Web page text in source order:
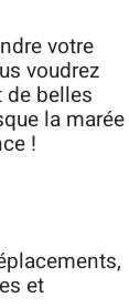
votre
voudrez
de belles
la marée
!
et